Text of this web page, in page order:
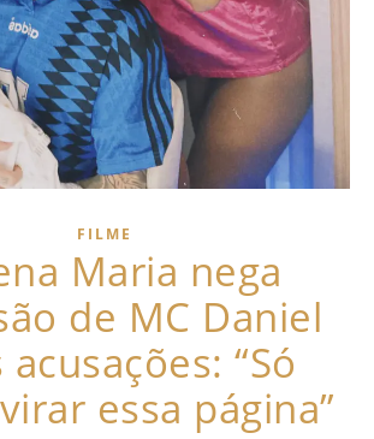
FILME
Maria nega
de MC Daniel
“Só
essa página”